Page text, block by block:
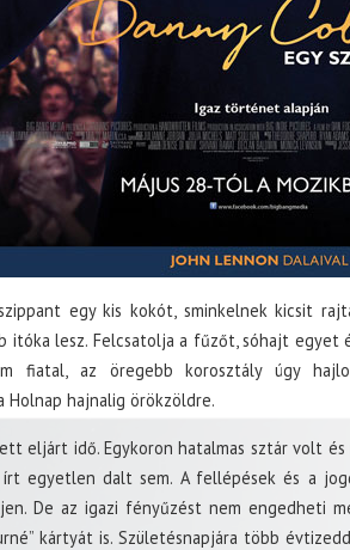
egy kis kokót, sminkelnek kicsit
itóka lesz. Felcsatolja a fűzőt, sóhajt egyet
fiatal, az öregebb korosztály úgy
Holnap hajnalig örökzöldre.
eljárt idő. Egykoron hatalmas sztár volt és
egyetlen dalt sem. A fellépések és a
De az igazi fényűzést nem engedheti
kártyát is. Születésnapjára több